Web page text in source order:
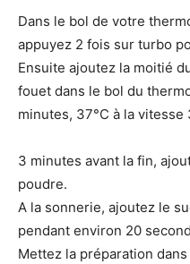
Dans le bol de votre
appuyez 2 fois sur turbo
Ensuite ajoutez la moitié
fouet dans le bol du
minutes, 37°C à la vitesse
3 minutes avant la fin,
poudre.
A la sonnerie, ajoutez le
pendant environ 20
Mettez la préparation